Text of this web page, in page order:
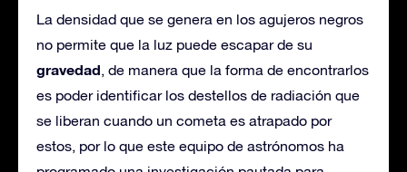
La densidad que se genera en los agujeros negros
no permite que la luz puede escapar de su
gravedad, de manera que la forma de encontrarlos
es poder identificar los destellos de radiación que
se liberan cuando un cometa es atrapado por
estos, por lo que este equipo de astrónomos ha